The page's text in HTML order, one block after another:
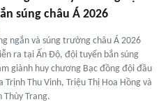
súng châu Á 2026
ngắn và súng trường châu Á 2026
ra tại Ấn Độ, đội tuyển bắn súng
giành huy chương Bạc đồng đội đầu
Trịnh Thu Vinh, Triệu Thị Hoa Hồng và
Thùy Trang.